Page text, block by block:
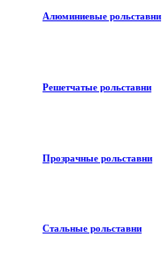
Алюминиевые рольставни
Решетчатые рольставни
Прозрачные рольставни
Стальные рольставни